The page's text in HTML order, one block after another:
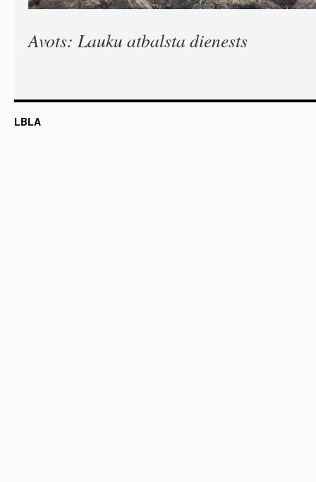
Avots: Lauku atbalsta dienests
LBLA